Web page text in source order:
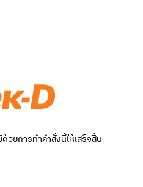
ยการทำคำสั่งนี้ให้เสร็จสิ้น